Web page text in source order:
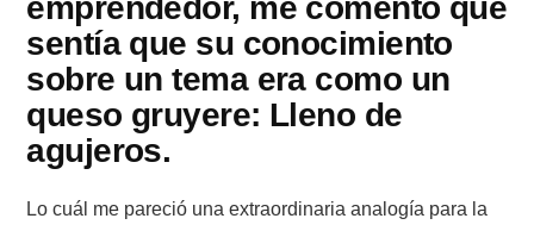
emprendedor, me comentó que
sentía que su conocimiento
sobre un tema era como un
queso gruyere: Lleno de
agujeros.
Lo cuál me pareció una extraordinaria analogía para la